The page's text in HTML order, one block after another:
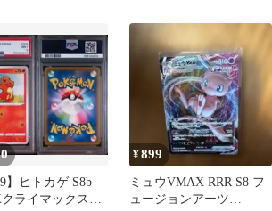
】ヒトカゲ S8b
ライマックス
¥899
ミュウVMAX RRR S8 フ
ュージョンアーツ